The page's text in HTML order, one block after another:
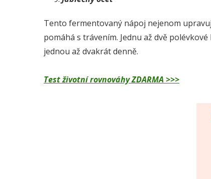
Tento fermentovaný nápoj nejenom
pomáhá s trávením. Jednu až dvě
jednou až dvakrát denně.
Test životní rovnováhy ZDARMA >>>